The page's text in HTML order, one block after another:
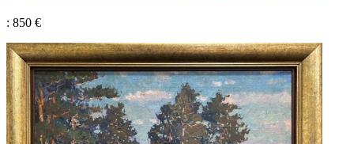
: 850 €